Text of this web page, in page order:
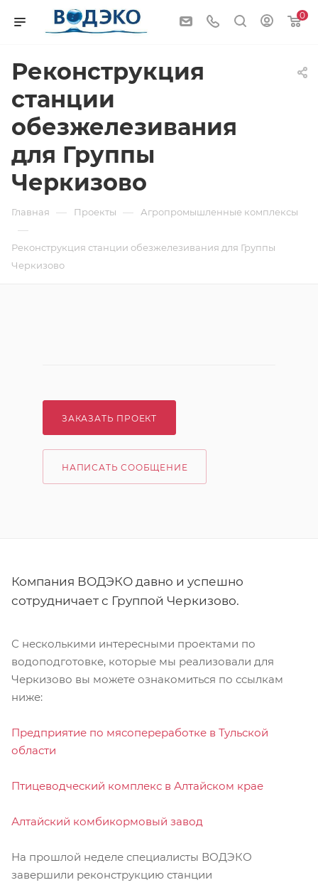
0
Реконструкция
станции
обезжелезивания
для Группы
Черкизово
Главная — Проекты — Агропромышленные комплексы
—
Реконструкция станции обезжелезивания для Группы
Черкизово
ЗАКАЗАТЬ ПРОЕКТ
НАПИСАТЬ СООБЩЕНИЕ
Компания ВОДЭКО давно и успешно
сотрудничает с Группой Черкизово.
С несколькими интересными проектами по
водоподготовке, которые мы реализовали для
Черкизово вы можете ознакомиться по ссылкам
ниже:
Предприятие по мясопереработке в Тульской
области
Птицеводческий комплекс в Алтайском крае
Алтайский комбикормовый завод
На прошлой неделе специалисты ВОДЭКО
завершили реконструкцию станции